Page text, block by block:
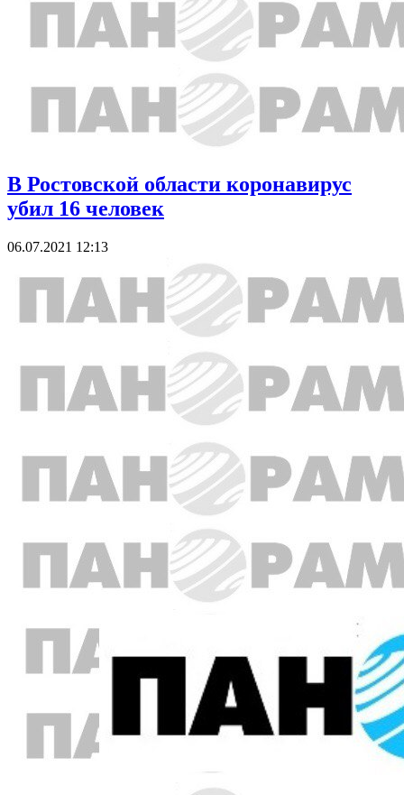
В Ростовской области коронавирус
убил 16 человек
06.07.2021 12:13